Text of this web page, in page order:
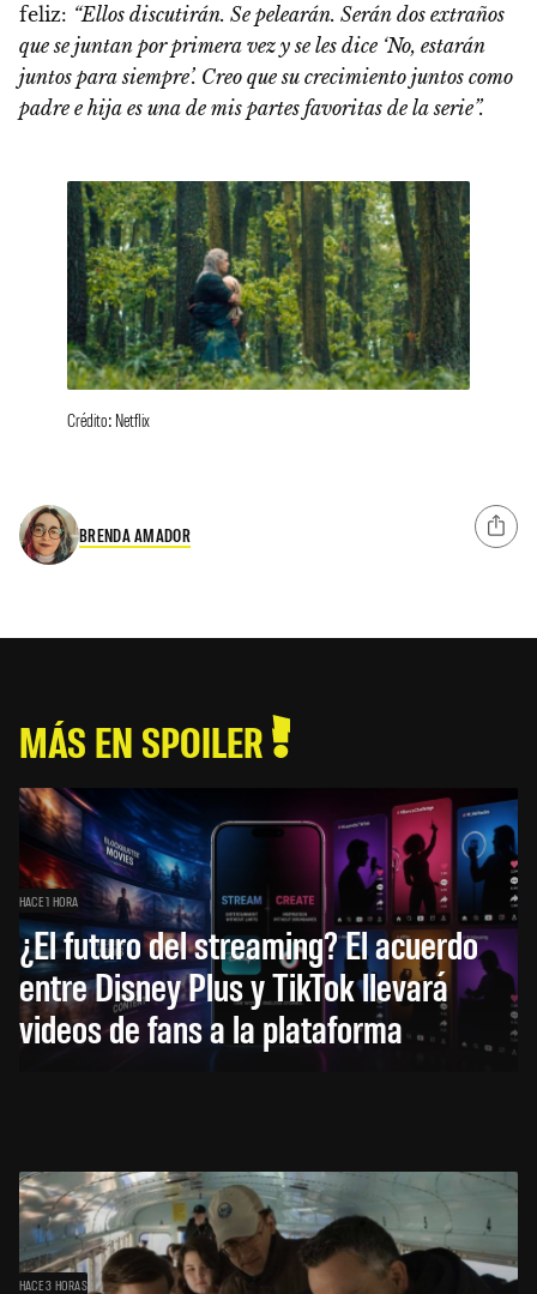
feliz: “Ellos discutirán. Se pelearán. Serán dos extraños
que se juntan por primera vez y se les dice ‘No, estarán
juntos para siempre’. Creo que su crecimiento juntos como
padre e hija es una de mis partes favoritas de la serie”.
Crédito: Netflix
BRENDA AMADOR
MÁS EN SPOILER
HACE 1 HORA
¿El futuro del streaming? El acuerdo
entre Disney Plus y TikTok llevará
videos de fans a la plataforma
HACE 3 HORAS